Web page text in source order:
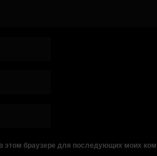
этом браузере для последующих моих